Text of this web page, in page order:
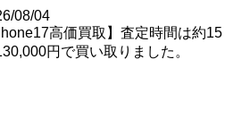
08/04
高価買取】査定時間は約15
円で買い取りました。